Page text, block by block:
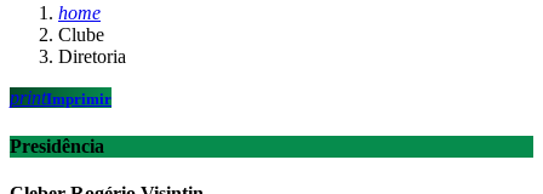
home
Clube
Diretoria
printImprimir
Presidência